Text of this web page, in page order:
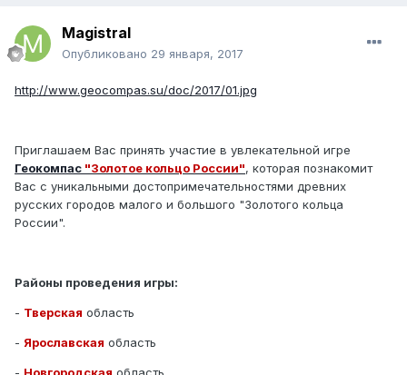
Magistral
Опубликовано 29 января, 2017
http://www.geocompas.su/doc/2017/01.jpg
Приглашаем Вас принять участие в увлекательной игре
Геокомпас "Золотое кольцо России", которая познакомит
Вас с уникальными достопримечательностями древних
русских городов малого и большого "Золотого кольца
России".
Районы проведения игры:
- Тверская область
- Ярославская область